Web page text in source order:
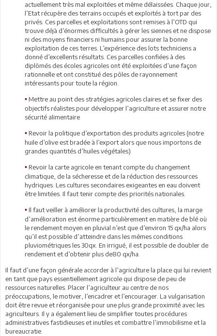
actuellement très mal exploitées et même délaissées. Chaque jour,
l’Etat récupère des terrains occupés et exploités à tort par des
privés. Ces parcelles et exploitations sont remises à l’OTD qui
trouve déjà d’énormes difficultés à gérer les siennes et ne dispose
ni des moyens financiers ni humains pour assurer la bonne
exploitation de ces terres. L’expérience des lots techniciens a
donné d’excellents résultats. Ces parcelles confiées à des
diplômés des écoles agricoles ont été exploitées d’une façon
rationnelle et ont constitué des pôles de rayonnement
intéressants pour toute la région.
• Mettre au point des stratégies agricoles claires et se fixer des
objectifs réalistes pour développer l’agriculture et assurer notre
sécurité alimentaire
• Revoir la politique d’exportation des produits agricoles (notre
huile d’olive est bradée à l’export alors que nous importons de
grandes quantités d’huiles végétales)
• Revoir la carte agricole en tenant compte du changement
climatique, de la sécheresse et de la réduction des ressources
hydriques. Les cultures secondaires exigeantes en eau doivent
être limitées. Il faut tenir compte des priorités nationales.
• Il faut veiller à améliorer la productivité des cultures, la marge
d’amélioration est énorme particulièrement en matière de blé où
le rendement moyen en pluvial n’est que d’environ 15 qx/ha alors
qu’il est possible d’atteindre dans les mêmes conditions
pluviométriques les 30qx. En irrigué, il est possible de doubler de
rendement et d’obtenir plus de80 qx/ha.
Il faut d’une façon générale accorder à l’agriculture la place qui lui revient
en tant que pays essentiellement agricole qui dispose de peu de
ressources naturelles. Placer l’agriculteur au centre de nos
préoccupations, le motiver, l’encadrer et l’encourager. La vulgarisation
doit être revue et réorganisée pour une plus grande proximité avec les
agriculteurs. Il y a également lieu de simplifier toutes procédures
administratives fastidieuses et inutiles et combattre l’immobilisme et la
bureaucratie.